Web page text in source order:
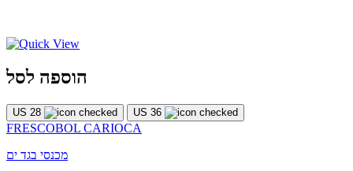
הוספה לסל
US 28 US 36
FRESCOBOL CARIOCA
מכנסי בגד ים